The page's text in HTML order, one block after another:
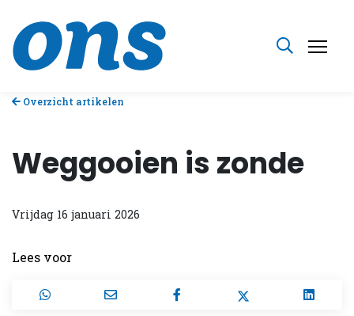
Overzicht artikelen
Weggooien is zonde
Vrijdag 16 januari 2026
Lees voor